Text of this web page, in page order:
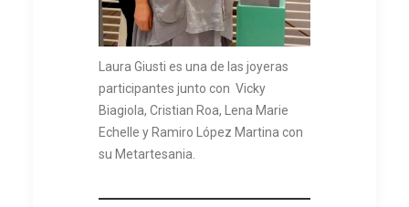
Laura Giusti es una de las joyeras
participantes junto con Vicky
Biagiola, Cristian Roa, Lena Marie
Echelle y Ramiro​ López Martina con
su Metartesania.